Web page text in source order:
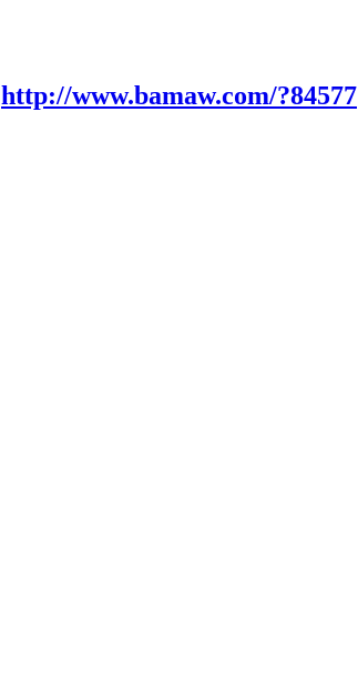
http://www.bamaw.com/?84577